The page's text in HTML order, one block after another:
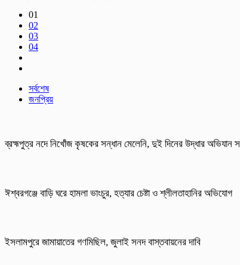
01
02
03
04
সর্বশেষ
জনপ্রিয়
ব্রহ্মপুত্র নদে নিখোঁজ কৃষকের সন্ধান মেলেনি, দুই দিনের উদ্ধার অভিযান
ঈশ্বরগঞ্জে বাড়ি ঘরে হামলা ভাংচুর, হত্যার চেষ্টা ও শ্লীলতাহানির অভিযোগ
ইসলামপুরে জামায়াতের গণমিছিল, জুলাই সনদ বাস্তবায়নের দাবি